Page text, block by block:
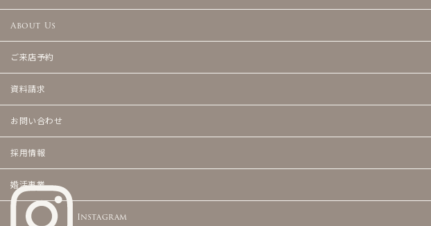
About Us
ご来店予約
資料請求
お問い合わせ
採用情報
婚活事業
Instagram